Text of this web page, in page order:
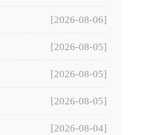
[2026-08-06]
[2026-08-05]
[2026-08-05]
[2026-08-05]
[2026-08-04]